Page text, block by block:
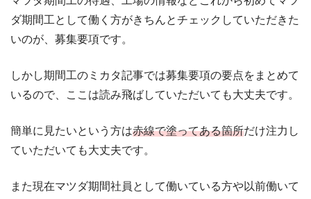
ダ期間工として働く方がきちんとチェックしていただきた
いのが、募集要項です。
しかし期間工のミカタ記事では募集要項の要点をまとめて
いるので、ここは読み飛ばしていただいても大丈夫です。
簡単に見たいという方は赤線で塗ってある箇所だけ注力し
ていただいても大丈夫です。
また現在マツダ期間社員として働いている方や以前働いて